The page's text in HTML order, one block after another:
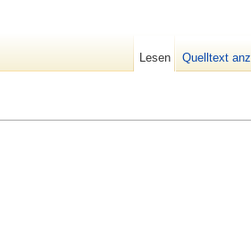
Lesen Quelltext